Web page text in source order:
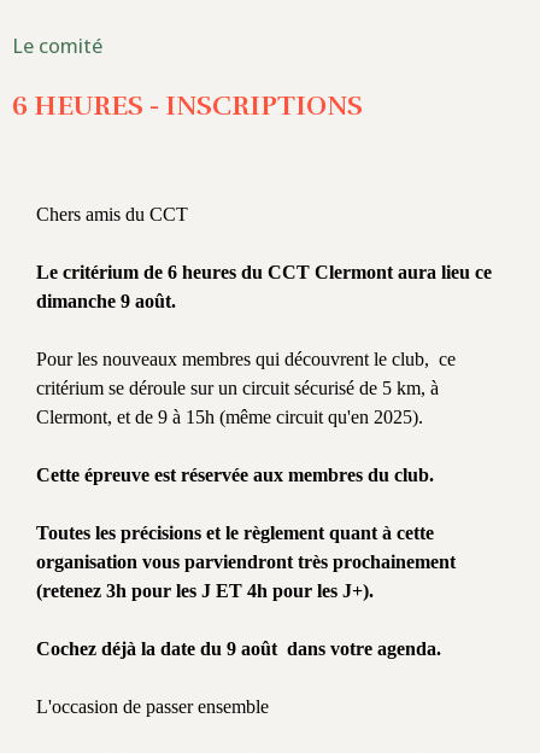
Le comité
6 HEURES - INSCRIPTIONS
Chers amis du CCT
Le critérium de 6 heures du CCT Clermont aura lieu ce
dimanche 9 août.
Pour les nouveaux membres qui découvrent le club, ce
critérium se déroule sur un circuit sécurisé de 5 km, à
Clermont, et de 9 à 15h (même circuit qu'en 2025).
Cette épreuve est réservée aux membres du club.
Toutes les précisions et le règlement quant à cette
organisation vous parviendront très prochainement
(retenez 3h pour les J ET 4h pour les J+).
Cochez déjà la date du 9 août dans votre agenda.
L'occasion de passer ensemble